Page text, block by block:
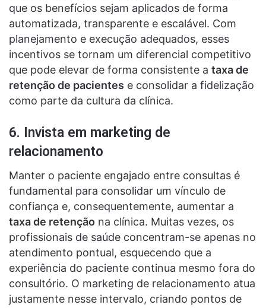
que os benefícios sejam aplicados de forma
automatizada, transparente e escalável. Com
planejamento e execução adequados, esses
incentivos se tornam um diferencial competitivo
que pode elevar de forma consistente a taxa de
retenção de pacientes e consolidar a fidelização
como parte da cultura da clínica.
6. Invista em marketing de
relacionamento
Manter o paciente engajado entre consultas é
fundamental para consolidar um vínculo de
confiança e, consequentemente, aumentar a
taxa de retenção na clínica. Muitas vezes, os
profissionais de saúde concentram-se apenas no
atendimento pontual, esquecendo que a
experiência do paciente continua mesmo fora do
consultório. O marketing de relacionamento atua
justamente nesse intervalo, criando pontos de